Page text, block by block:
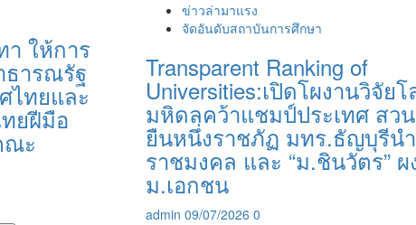
ให้การ
ธารณรัฐ
ไทยและ
ยฝีมือ
ณะ
ข่าวล่ามาแรง
จัดอันดับสถาบันการศึกษา
Transparent Ranking of
Universities:เปิดโผงานวิจัยโ
มหิดลคว้าแชมป์ประเทศ สว
ยืนหนึ่งราชภัฏ มทร.ธัญบุรีน
ราชมงคล และ “ม.ชินวัตร” ผ
ม.เอกชน
admin 09/07/2026 0